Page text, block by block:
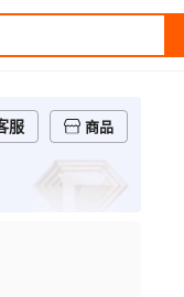
服
商品